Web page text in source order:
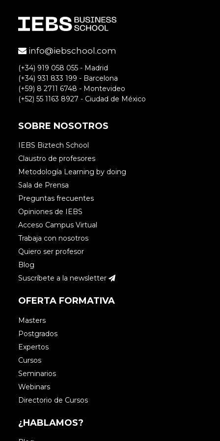
Por otro lado a pie de pag. me piden que
señale que he leído los términos de
servicio y políticas de privacidad y no se
marcar porque es un campo obligatorio
Gracias
Accede para responder
Hola, la herramienta de los test DISC
se puede encontrar por Internet, el
portal dependerá del punto hasta el
comportamiento de una persona. El
interese este Webinar en ekque se da
Ximena - Software de pruebas
info@iebschool.com
(+34) 919 058 055 - Madrid
(+34) 931 833 199 - Barcelona
(+59) 8 2711 6748 - Montevideo
(+52) 55 1163 8927 - Ciudad de México
SOBRE NOSOTROS
IEBS Biztech School
Claustro de profesores
Metodología Learning by doing
Sala de Prensa
Preguntas frecuentes
Opiniones de IEBS
Acceso Campus Virtual
Trabaja con nosotros
Quiero ser profesor
Blog
Suscríbete a la newsletter
OFERTA FORMATIVA
Masters
Postgrados
Expertos
Cursos
Seminarios
Webinars
Directorio de Cursos
¿HABLAMOS?